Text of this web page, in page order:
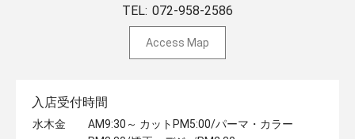
TEL: 072-958-2586
Access Map
入店受付時間
水木金
AM9:30～ カットPM5:00/パーマ・カラー